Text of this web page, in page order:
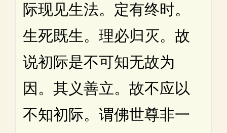
际现见生法。定有终时。
生死既生。理必归灭。故
说初际是不可知无故为
因。其义善立。故不应以
不知初际。谓佛世尊非一